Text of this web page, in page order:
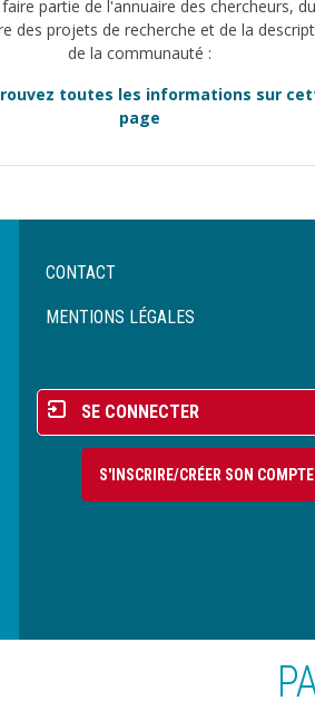
partie de l'annuaire des chercheurs, du
des projets de recherche et de la
de la communauté :
toutes les informations sur
page
Menu
de
CONTACT
MENTIONS LÉGALES
Menu
du
compte
l'utilisateur
SE CONNECTER
S'INSCRIRE/CRÉER SON COMPTE